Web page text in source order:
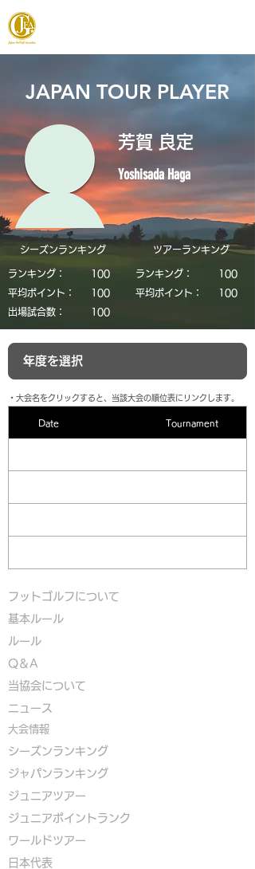
JAPAN TOUR PLAYER
芳賀 良定
Yoshisada Haga
シーズンランキング
ランキング：
​100
平均ポイント：
​100
​出場試合数：
​100
​ツアーランキング
ランキング：
​100
平均ポイント：
​100
​・大会名をクリックすると、当該大会の順位表にリンクします。
Date Tournament
フットゴルフについて
基本ルール
ルール
Q＆A
​当協会について
​ニュース
大会情報
シーズンランキング
ジャパンランキング
ジュニアツアー
ジュニアポイントランク
​ワールドツアー
​​日本代表